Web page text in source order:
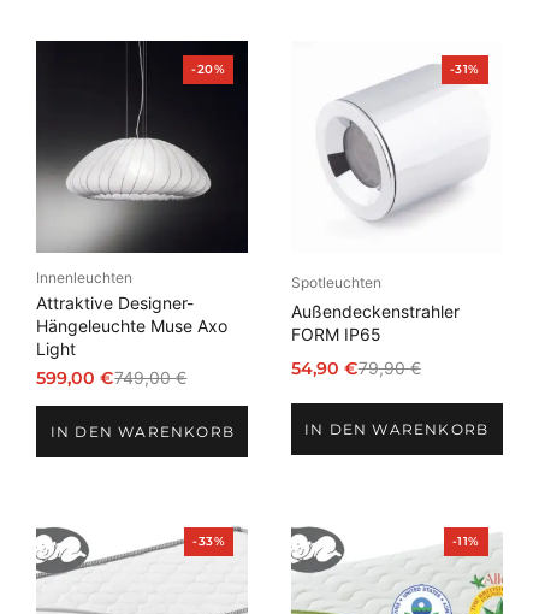
-20%Produkt
im
Innenleuchten
Attraktive Designer-
Hängeleuchte Muse Axo
Light
749,00€
Ursprünglicher
war:
599,00€
Aktueller
ist:IN DEN WARENKORB
-31%Produkt
im
Spotleuchten
Außendeckenstrahler
FORM IP65
79,90€
Ursprünglicher
Preis
war:
79,90 €
54,90 €
Aktueller
Preis
ist:
54,90 €.
IN DEN WARENKORB
-33%Produkt
im
-11%Produkt
im
Angebot